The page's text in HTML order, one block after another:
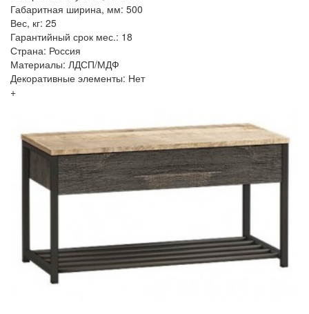
Габаритная ширина, мм: 500
Вес, кг: 25
Гарантийный срок мес.: 18
Страна: Россия
Материалы: ЛДСП/МДФ
Декоративные элементы: Нет
+